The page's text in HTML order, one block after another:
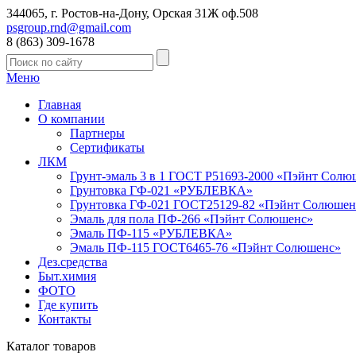
344065, г. Ростов-на-Дону, Орская 31Ж оф.508
psgroup.rnd@gmail.com
8 (863) 309-1678
Меню
Главная
О компании
Партнеры
Сертификаты
ЛКМ
Грунт-эмаль 3 в 1 ГОСТ Р51693-2000 «Пэйнт
Грунтовка ГФ-021 «РУБЛЕВКА»
Грунтовка ГФ-021 ГОСТ25129-82 «Пэйнт
Эмаль для пола ПФ-266 «Пэйнт Солюшенс»
Эмаль ПФ-115 «РУБЛЕВКА»
Эмаль ПФ-115 ГОСТ6465-76 «Пэйнт Солюшенс»
Дез.средства
Быт.химия
ФОТО
Где купить
Контакты
Каталог товаров